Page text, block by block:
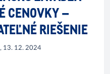
CENOVKY –
RIEŠENIE
13. 12. 2024